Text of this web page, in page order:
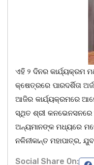
ଏହି ୨ ଦିନର କାର୍ଯ୍ୟକ୍ରମ
କ୍ଷେତ୍ରରେ ପାରଦର୍ଶିତା
ଆଜିର କାର୍ଯ୍ୟକ୍ରମରେ
ସ୍ଥିତ ଶ୍ରୀ କନଭେନସନରେ
ଅନ୍ୟମାନଙ୍କ ମଧ୍ୟରେ
ନଳିନୀକାନ୍ତ ମହାପାତ୍ର,
Social Share On: